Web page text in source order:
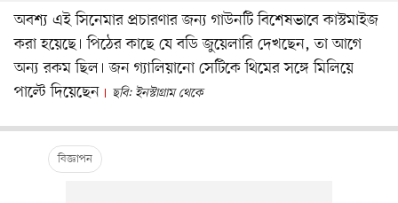
অবশ্য এই সিনেমার প্রচারণার জন্য গাউনটি বিশেষভাবে কাস্টমাইজ
করা হয়েছে। পিঠের কাছে যে বডি জুয়েলারি দেখছেন, তা আগে
অন্য রকম ছিল। জন গ্যালিয়ানো সেটিকে থিমের সঙ্গে মিলিয়ে
পাল্টে দিয়েছেন
ছবি: ইনস্টাগ্রাম থেকে